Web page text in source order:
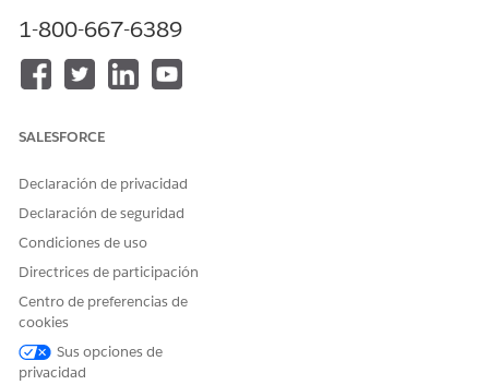
¿RESOLVIÓ ESTE ARTÍCULO SU PROBLEMA?
¡Háganos saber cómo podemos mejorar!
1-800-667-6389
SALESFORCE
Declaración de privacidad
Declaración de seguridad
Condiciones de uso
Directrices de participación
Centro de preferencias de
cookies
Sus opciones de
privacidad